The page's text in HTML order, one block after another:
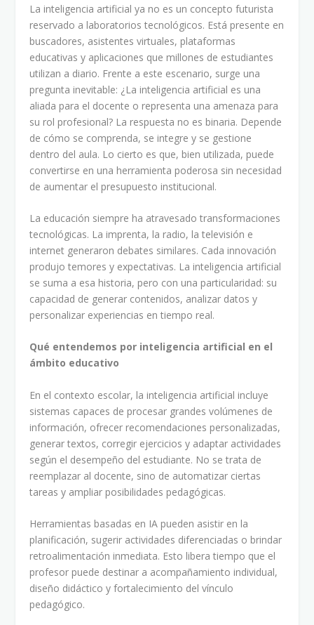
La inteligencia artificial ya no es un concepto futurista
reservado a laboratorios tecnológicos. Está presente en
buscadores, asistentes virtuales, plataformas
educativas y aplicaciones que millones de estudiantes
utilizan a diario. Frente a este escenario, surge una
pregunta inevitable: ¿La inteligencia artificial es una
aliada para el docente o representa una amenaza para
su rol profesional? La respuesta no es binaria. Depende
de cómo se comprenda, se integre y se gestione
dentro del aula. Lo cierto es que, bien utilizada, puede
convertirse en una herramienta poderosa sin necesidad
de aumentar el presupuesto institucional.
La educación siempre ha atravesado transformaciones
tecnológicas. La imprenta, la radio, la televisión e
internet generaron debates similares. Cada innovación
produjo temores y expectativas. La inteligencia artificial
se suma a esa historia, pero con una particularidad: su
capacidad de generar contenidos, analizar datos y
personalizar experiencias en tiempo real.
Qué entendemos por inteligencia artificial en el
ámbito educativo
En el contexto escolar, la inteligencia artificial incluye
sistemas capaces de procesar grandes volúmenes de
información, ofrecer recomendaciones personalizadas,
generar textos, corregir ejercicios y adaptar actividades
según el desempeño del estudiante. No se trata de
reemplazar al docente, sino de automatizar ciertas
tareas y ampliar posibilidades pedagógicas.
Herramientas basadas en IA pueden asistir en la
planificación, sugerir actividades diferenciadas o brindar
retroalimentación inmediata. Esto libera tiempo que el
profesor puede destinar a acompañamiento individual,
diseño didáctico y fortalecimiento del vínculo
pedagógico.